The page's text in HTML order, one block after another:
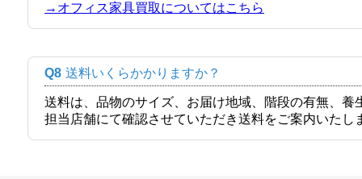
→オフィス家具買取についてはこちら
Q8 送料いくらかかりますか？
送料は、品物のサイズ、お届け地域、階段の有無、
担当店舗にて確認させていただき送料をご案内いたし